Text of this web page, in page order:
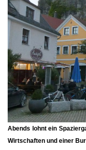
Abends lohnt ein
Wirtschaften und einer